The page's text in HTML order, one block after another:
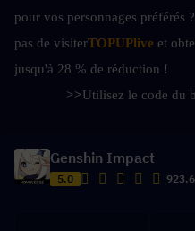
pour vos personnages préférés
pas de visiterTOPUPlive et
jusqu'à 28 % de réduction !
>>Utilisez le code du
Genshin Impact
5.0